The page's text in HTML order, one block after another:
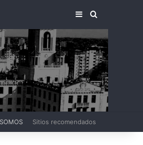
BARRA LATERAL
BUSCAR
Sitios recomendados